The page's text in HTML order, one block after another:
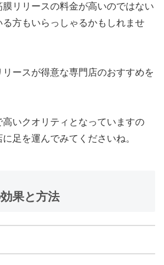
膜リリースの料金が高いのではない
方もいらっしゃるかもしれませ
ースが得意な専門店のおすすめを
いクオリティとなっていますの
足を運んでみてくださいね。
果と方法